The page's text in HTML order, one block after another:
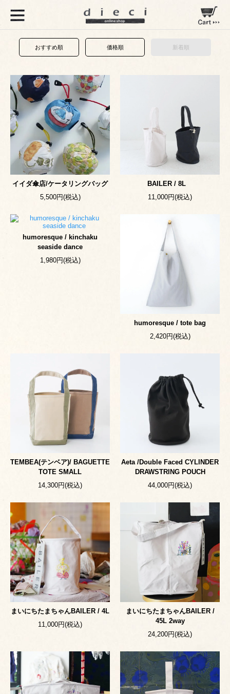
おすすめ順 価格順 新着順
イイダ傘店/ケータリングバッグ
5,500円(税込)
BAILER / 8L
11,000円(税込)
humoresque / kinchaku
seaside dance
1,980円(税込)
humoresque / tote bag
2,420円(税込)
TEMBEA(テンベア)/ BAGUETTE
TOTE SMALL
14,300円(税込)
Aeta /Double Faced CYLINDER
DRAWSTRING POUCH
44,000円(税込)
まいにちたまちゃんBAILER / 4L
11,000円(税込)
まいにちたまちゃんBAILER /
45L 2way
24,200円(税込)